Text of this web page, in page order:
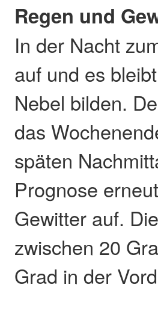
Regen und
In der Nacht
auf und es
Nebel bilden.
das
späten
Prognose
Gewitter auf.
zwischen 20
Grad in der